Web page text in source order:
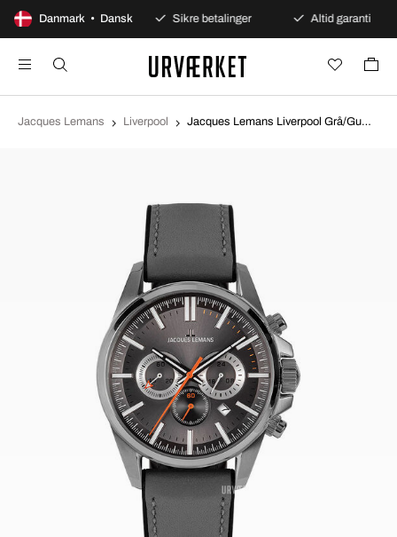
Danmark • Dansk
100 dages åbent køb Sikre betalinger Altid garanti
Jacques Lemans Liverpool Jacques Lemans Liverpool Grå/Gummi Ø44 mm 1-2119A